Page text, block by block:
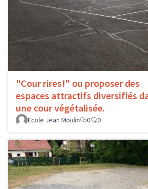
"Cour rires!" ou proposer des
espaces attractifs diversifiés
une cour végétalisée.
Ecole Jean Moulin 0 0